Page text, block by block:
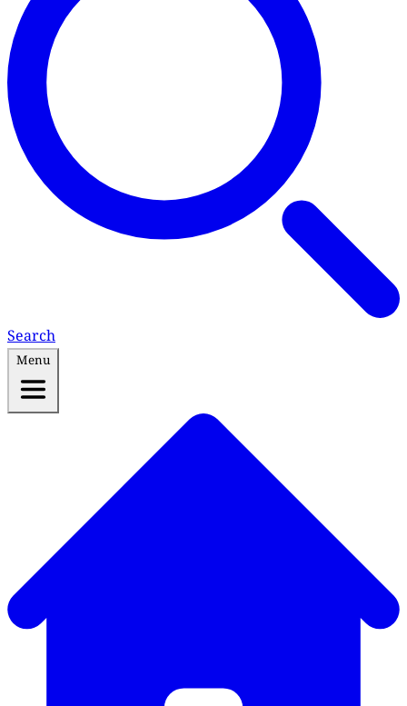
Search
Menu